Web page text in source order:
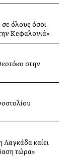
όλους όσοι
Κεφαλονιά»
στην
καίει
τώρα»